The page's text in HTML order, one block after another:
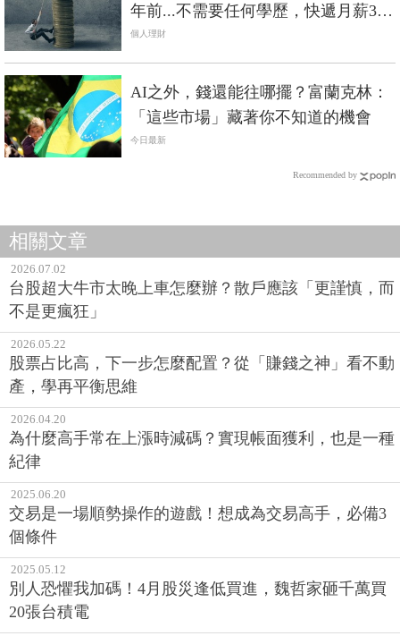
年前...不需要任何學歷，快遞月薪3萬
5、瓦斯5萬
個人理財
AI之外，錢還能往哪擺？富蘭克林：
「這些市場」藏著你不知道的機會
今日最新
Recommended by
相關文章
2026.07.02
台股超大牛市太晚上車怎麼辦？散戶應該「更謹慎，而
不是更瘋狂」
2026.05.22
股票占比高，下一步怎麼配置？從「賺錢之神」看不動
產，學再平衡思維
2026.04.20
為什麼高手常在上漲時減碼？實現帳面獲利，也是一種
紀律
2025.06.20
交易是一場順勢操作的遊戲！想成為交易高手，必備3
個條件
2025.05.12
別人恐懼我加碼！4月股災逢低買進，魏哲家砸千萬買
20張台積電